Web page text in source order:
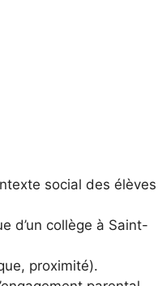
social des élèves
d’un collège à Saint-
proximité).